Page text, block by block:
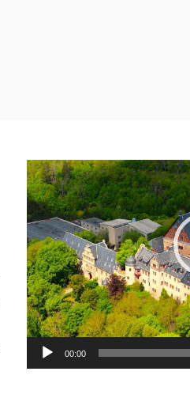
Video-
Player
00:00